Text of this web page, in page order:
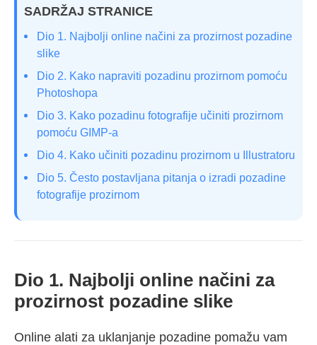
SADRŽAJ STRANICE
Dio 1. Najbolji online načini za prozirnost pozadine
slike
Dio 2. Kako napraviti pozadinu prozirnom pomoću
Photoshopa
Dio 3. Kako pozadinu fotografije učiniti prozirnom
pomoću GIMP-a
Dio 4. Kako učiniti pozadinu prozirnom u Illustratoru
Dio 5. Često postavljana pitanja o izradi pozadine
fotografije prozirnom
Dio 1. Najbolji online načini za
prozirnost pozadine slike
Online alati za uklanjanje pozadine pomažu vam